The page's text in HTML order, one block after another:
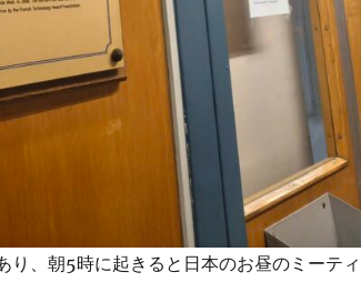
り、朝5時に起きると日本のお昼のミーティ